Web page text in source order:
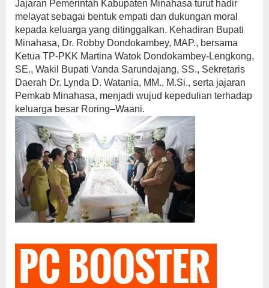
Jajaran Pemerintah Kabupaten Minahasa turut hadir
melayat sebagai bentuk empati dan dukungan moral
kepada keluarga yang ditinggalkan. Kehadiran Bupati
Minahasa, Dr. Robby Dondokambey, MAP., bersama
Ketua TP-PKK Martina Watok Dondokambey-Lengkong,
SE., Wakil Bupati Vanda Sarundajang, SS., Sekretaris
Daerah Dr. Lynda D. Watania, MM., M.Si., serta jajaran
Pemkab Minahasa, menjadi wujud kepedulian terhadap
keluarga besar Roring–Waani.